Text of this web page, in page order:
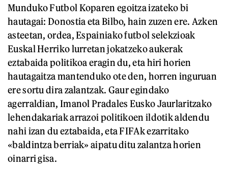
Munduko Futbol Koparen egoitza izateko bi
hautagai: Donostia eta Bilbo, hain zuzen ere. Azken
asteetan, ordea, Espainiako futbol selekzioak
Euskal Herriko lurretan jokatzeko aukerak
eztabaida politikoa eragin du, eta hiri horien
hautagaitza mantenduko ote den, horren inguruan
ere sortu dira zalantzak. Gaur egindako
agerraldian, Imanol Pradales Eusko Jaurlaritzako
lehendakariak arrazoi politikoen ildotik aldendu
nahi izan du eztabaida, eta FIFAk ezarritako
«baldintza berriak» aipatu ditu zalantza horien
oinarri gisa.